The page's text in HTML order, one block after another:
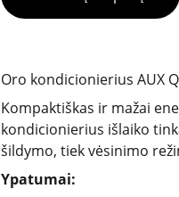
Oro kondicionierius AUX
Kompaktiškas ir mažai
kondicionierius išlaiko
šildymo, tiek vėsinimo
Ypatumai: